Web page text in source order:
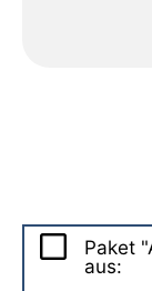
Paket
aus: